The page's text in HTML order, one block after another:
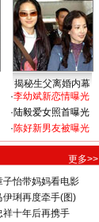
揭秘生父离婚内幕
·李幼斌新恋情曝光
·陆毅爱女照首曝光
·陈好新男友被曝光
更多>>
子怡带妈妈看电影
伊琍再度牵手(图)
祥十年后再携手